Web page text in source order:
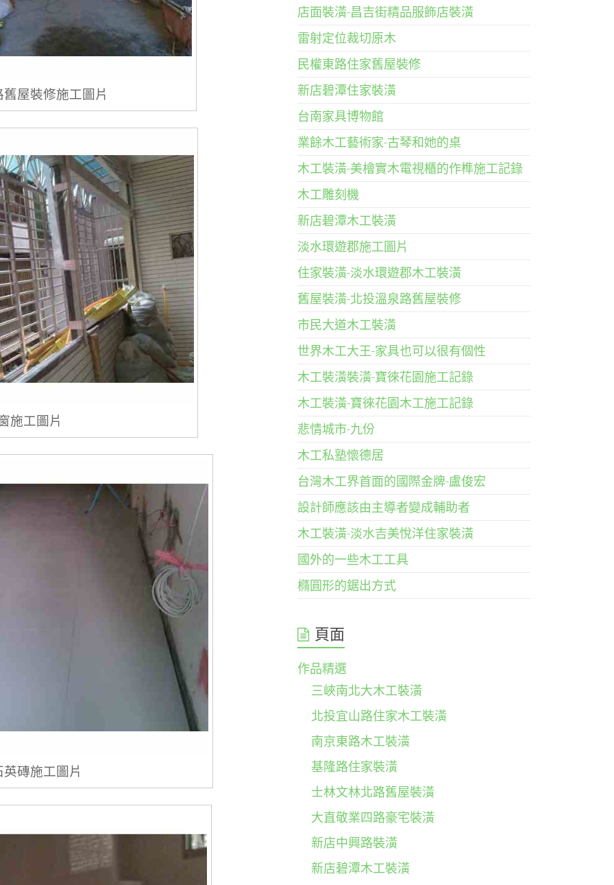
屋裝修施工圖片
施工圖片
磚施工圖片
店面裝潢-昌吉街精品服飾店裝潢
雷射定位裁切原木
民權東路住家舊屋裝修
新店碧潭住家裝潢
台南家具博物館
業餘木工藝術家-古琴和她的桌
木工裝潢-美檜實木電視櫃的作榫施工記錄
木工雕刻機
新店碧潭木工裝潢
淡水環遊郡施工圖片
住家裝潢-淡水環遊郡木工裝潢
舊屋裝潢-北投溫泉路舊屋裝修
市民大道木工裝潢
世界木工大王-家具也可以很有個性
木工裝潢裝潢-寶徠花園施工記錄
木工裝潢-寶徠花園木工施工記錄
悲情城市-九份
木工私塾懷德居
台灣木工界首面的國際金牌-盧俊宏
設計師應該由主導者變成輔助者
木工裝潢-淡水吉美悅洋住家裝潢
國外的一些木工工具
橢圓形的鋸出方式
頁面
作品精選
三峽南北大木工裝潢
北投宜山路住家木工裝潢
南京東路木工裝潢
基隆路住家裝潢
士林文林北路舊屋裝潢
大直敬業四路豪宅裝潢
新店中興路裝潢
新店碧潭木工裝潢